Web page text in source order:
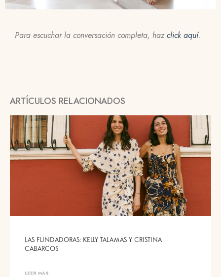
Para escuchar la conversación completa, hazclick aquí.
ARTÍCULOS RELACIONADOS
LAS FUNDADORAS: KELLY TALAMAS Y CRISTINA
CABARCOS
LEER MÁS